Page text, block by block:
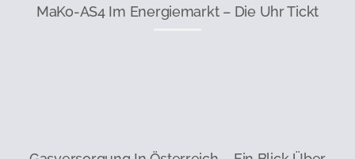
MaKo-AS4 Im Energiemarkt – Die Uhr Tickt